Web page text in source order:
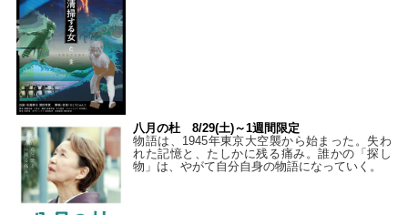
八月の杜 8/29(土)～1週間限定
物語は、1945年東京大空襲から始まった。失わ
れた記憶と、たしかに残る痛み。誰かの「探し
物」は、やがて自分自身の物語になっていく。